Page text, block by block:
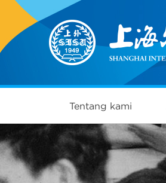
Tentang kami